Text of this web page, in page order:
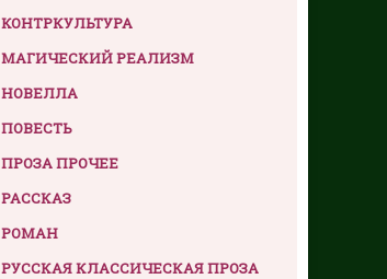
КОНТРКУЛЬТУРА
МАГИЧЕСКИЙ РЕАЛИЗМ
НОВЕЛЛА
ПОВЕСТЬ
ПРОЗА ПРОЧЕЕ
РАССКАЗ
РОМАН
РУССКАЯ КЛАССИЧЕСКАЯ ПРОЗА